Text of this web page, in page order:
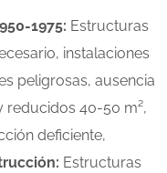
1975: Estructuras
instalaciones
peligrosas, ausencia
reducidos 40-50 m²,
deficiente,
Estructuras